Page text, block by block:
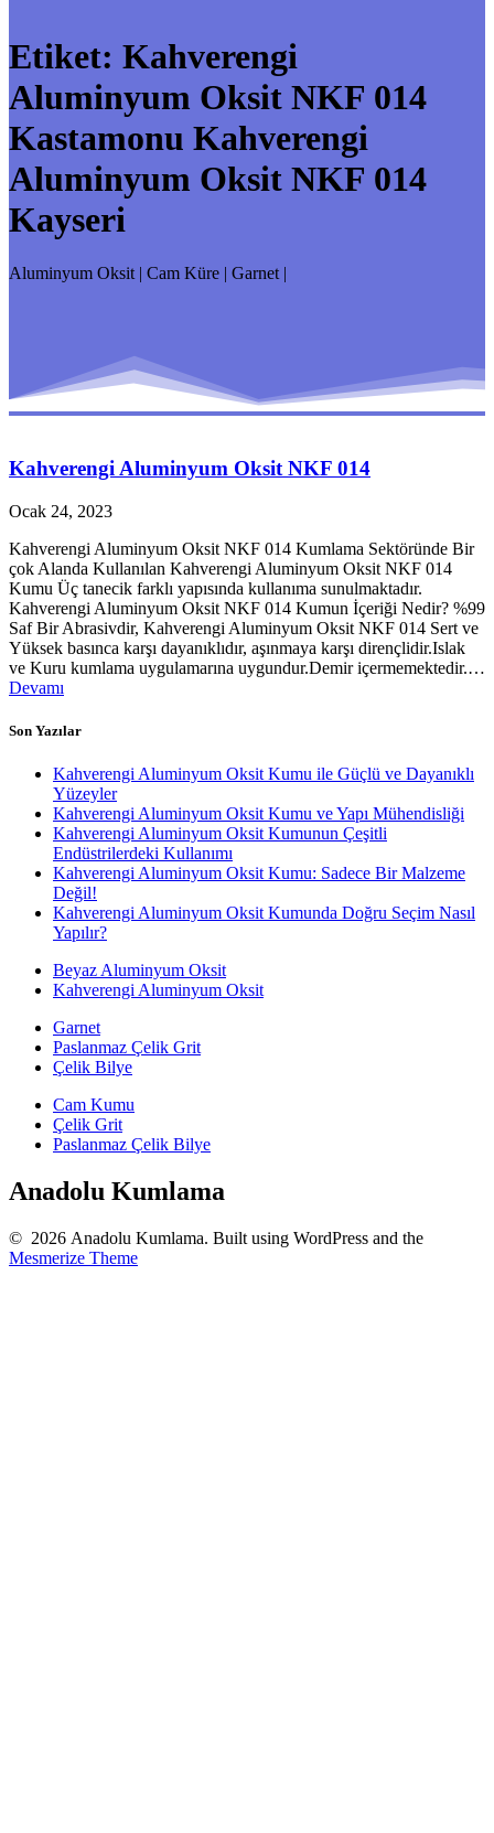
Etiket: Kahverengi
Aluminyum Oksit NKF 014
Kastamonu Kahverengi
Aluminyum Oksit NKF 014
Kayseri
Aluminyum Oksit | Cam Küre | Garnet |
Kahverengi Aluminyum Oksit NKF 014
Ocak 24, 2023
Kahverengi Aluminyum Oksit NKF 014 Kumlama Sektöründe Bir
çok Alanda Kullanılan Kahverengi Aluminyum Oksit NKF 014
Kumu Üç tanecik farklı yapısında kullanıma sunulmaktadır.
Kahverengi Aluminyum Oksit NKF 014 Kumun İçeriği Nedir? %99
Saf Bir Abrasivdir, Kahverengi Aluminyum Oksit NKF 014 Sert ve
Yüksek basınca karşı dayanıklıdır, aşınmaya karşı dirençlidir.Islak
ve Kuru kumlama uygulamarına uygundur.Demir içermemektedir.…
Devamı
Son Yazılar
Kahverengi Aluminyum Oksit Kumu ile Güçlü ve Dayanıklı
Yüzeyler
Kahverengi Aluminyum Oksit Kumu ve Yapı Mühendisliği
Kahverengi Aluminyum Oksit Kumunun Çeşitli
Endüstrilerdeki Kullanımı
Kahverengi Aluminyum Oksit Kumu: Sadece Bir Malzeme
Değil!
Kahverengi Aluminyum Oksit Kumunda Doğru Seçim Nasıl
Yapılır?
Beyaz Aluminyum Oksit
Kahverengi Aluminyum Oksit
Garnet
Paslanmaz Çelik Grit
Çelik Bilye
Cam Kumu
Çelik Grit
Paslanmaz Çelik Bilye
Anadolu Kumlama
© 2026 Anadolu Kumlama. Built using WordPress and the
Mesmerize Theme